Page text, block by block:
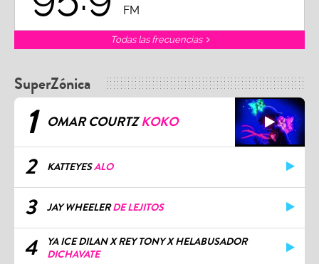
FM
Todas las frecuencias
SuperZónica
1 OMAR COURTZKOKO
2 KATTEYESALO
3 JAY WHEELERDE LEJITOS
4
YA ICE DILAN X REY TONY X HELABUSADOR
DICHAVATE